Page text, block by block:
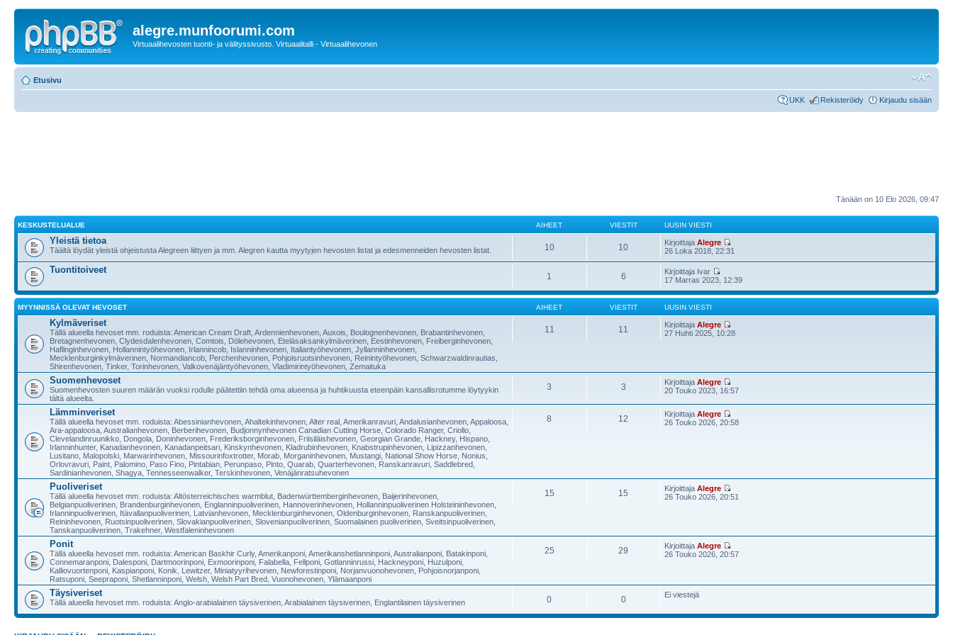
alegre.munfoorumi.com
Virtuaalihevosten tuonti- ja välityssivusto. Virtuaalitalli - Virtuaalihevonen
Etusivu
UKK Rekisteröidy Kirjaudu sisään
Tänään on 10 Elo 2026, 09:47
KESKUSTELUALUE AIHEET VIESTIT UUSIN VIESTI
Yleistä tietoa
Täältä löydät yleistä ohjeistusta Alegreen liittyen ja mm. Alegren kautta myytyjen hevosten listat ja edesmenneiden hevosten listat. 10 10 KirjoittajaAlegre
26 Loka 2018, 22:31
Tuontitoiveet
1 6
Kirjoittaja Ivar
17 Marras 2023, 12:39
MYYNNISSÄ OLEVAT HEVOSET AIHEET VIESTIT UUSIN VIESTI
Kylmäveriset
Tällä alueella hevoset mm. roduista: American Cream Draft, Ardennienhevonen, Auxois, Boulognenhevonen, Brabantinhevonen,
Bretagnenhevonen, Clydesdalenhevonen, Comtois, Dölehevonen, Eteläsaksankylmäverinen, Eestinhevonen, Freiberginhevonen,
Haflinginhevonen, Hollannintyöhevonen, Irlannincob, Islanninhevonen, Italiantyöhevonen, Jyllanninhevonen,
Mecklenburginkylmäverinen, Normandiancob, Perchenhevonen, Pohjoisruotsinhevonen, Reinintyöhevonen, Schwarzwaldinrautias,
Shirenhevonen, Tinker, Torinhevonen, Valkovenäjäntyöhevonen, Vladimirintyöhevonen, Zemaituka
11 11 KirjoittajaAlegre
27 Huhti 2025, 10:28
Suomenhevoset
Suomenhevosten suuren määrän vuoksi rodulle päätettiin tehdä oma alueensa ja huhtikuusta eteenpäin kansallisrotumme löytyykin
tältä alueelta.
3 3 KirjoittajaAlegre
20 Touko 2023, 16:57
Lämminveriset
Tällä alueella hevoset mm. roduista: Abessinianhevonen, Ahaltekinhevonen, Alter real, Amerikanravuri, Andalusianhevonen, Appaloosa,
Ara-appaloosa, Australianhevonen, Berberihevonen, Budjonnynhevonen Canadian Cutting Horse, Colorado Ranger, Criollo,
Clevelandinruunikko, Dongola, Doninhevonen, Frederiksborginhevonen, Friisiläishevonen, Georgian Grande, Hackney, Hispano,
Irlanninhunter, Kanadanhevonen, Kanadanpeitsari, Kinskynhevonen, Kladrubinhevonen, Knabstrupinhevonen, Lipizzanhevonen,
Lusitano, Malopolski, Marwarinhevonen, Missourinfoxtrotter, Morab, Morganinhevonen, Mustangi, National Show Horse, Nonius,
Orlovravuri, Paint, Palomino, Paso Fino, Pintabian, Perunpaso, Pinto, Quarab, Quarterhevonen, Ranskanravuri, Saddlebred,
Sardinianhevonen, Shagya, Tennesseenwalker, Terskinhevonen, Venäjänratsuhevonen
8 12 KirjoittajaAlegre
26 Touko 2026, 20:58
Puoliveriset
Tällä alueella hevoset mm. roduista: Altösterreichisches warmblut, Badenwürttemberginhevonen, Baijerinhevonen,
Belgianpuoliverinen, Brandenburginhevonen, Englanninpuoliverinen, Hannoverinhevonen, Hollanninpuoliverinen Holsteininhevonen,
Irlanninpuoliverinen, Itävallanpuoliverinen, Latvianhevonen, Mecklenburginhevonen, Oldenburginhevonen, Ranskanpuoliverinen,
Reininhevonen, Ruotsinpuoliverinen, Slovakianpuoliverinen, Slovenianpuoliverinen, Suomalainen puoliverinen, Sveitsinpuoliverinen,
Tanskanpuoliverinen, Trakehner, Westfaleninhevonen
15 15 KirjoittajaAlegre
26 Touko 2026, 20:51
Ponit
Tällä alueella hevoset mm. roduista: American Baskhir Curly, Amerikanponi, Amerikanshetlanninponi, Australianponi, Batakinponi,
Connemaranponi, Dalesponi, Dartmoorinponi, Exmoorinponi, Falabella, Fellponi, Gotlanninrussi, Hackneyponi, Huzulponi,
Kalliovuortenponi, Kaspianponi, Konik, Lewitzer, Miniatyyrihevonen, Newforestinponi, Norjanvuonohevonen, Pohjoisnorjanponi,
Ratsuponi, Seepraponi, Shetlanninponi, Welsh, Welsh Part Bred, Vuonohevonen, Ylämaanponi
25 29 KirjoittajaAlegre
26 Touko 2026, 20:57
Täysiveriset
Tällä alueella hevoset mm. roduista: Anglo-arabialainen täysiverinen, Arabialainen täysiverinen, Englantilainen täysiverinen 0 0 Ei viestejä